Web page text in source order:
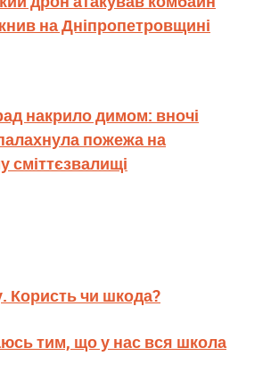
на Дніпропетровщині
накрило димом: вночі
пожежа на
сміттєзвалищі
Користь чи шкода?
тим, що у нас вся школа